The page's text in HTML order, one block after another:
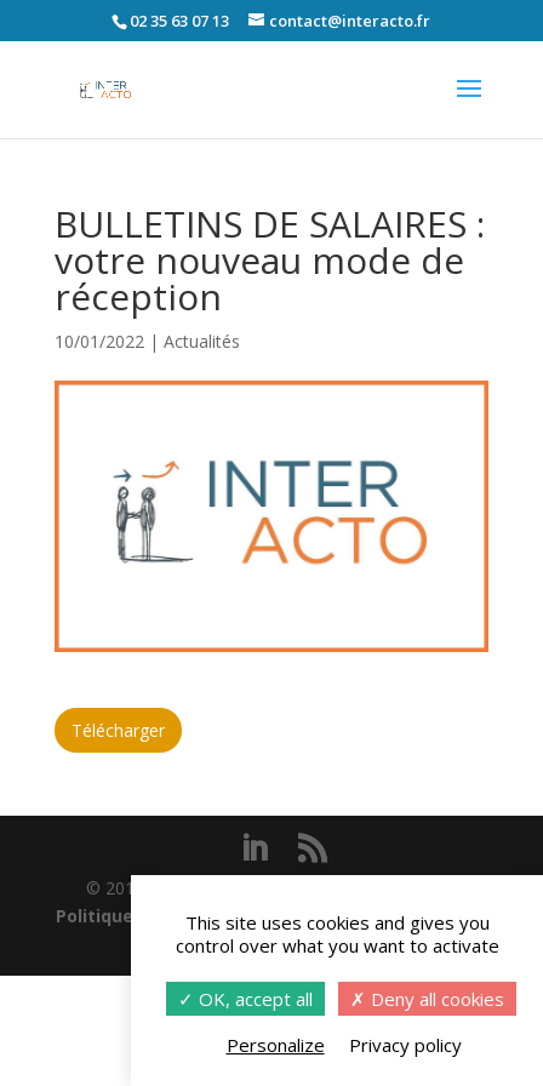
02 35 63 07 13 contact@interacto.fr
BULLETINS DE SALAIRES :
votre nouveau mode de
réception
10/01/2022| Actualités
Télécharger
© 2015-2019 Interacto - Réalisation
Politique de confidentialité-Gestion des cookies
-Conditions générales
This site uses cookies and gives you
control over what you want to activate
OK, accept all
Deny all cookies
Personalize
Privacy policy